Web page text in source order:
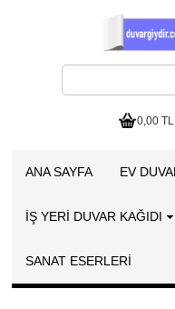
0,00 TL
ANA SAYFA EV
İŞ YERİ DUVAR KAĞIDI
SANAT ESERLERI